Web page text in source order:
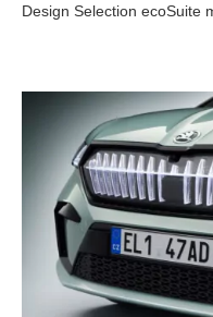
Design Selection ecoSuite